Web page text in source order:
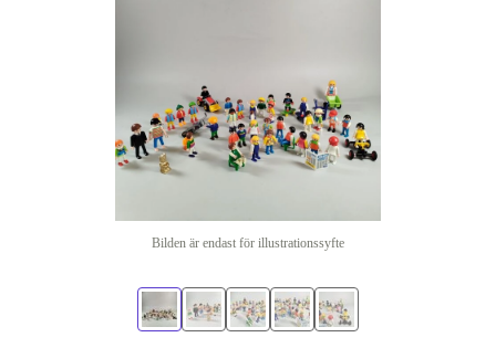
Bilden är endast för illustrationssyfte